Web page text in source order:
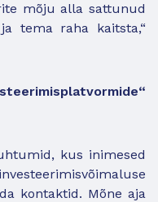
mõju alla sattunud
tema raha kaitsta,“
kus inimesed
kontaktid. Mõne aja